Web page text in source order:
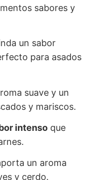
sabores y
un sabor
para asados
suave y un
y mariscos.
intenso que
un aroma
y cerdo.